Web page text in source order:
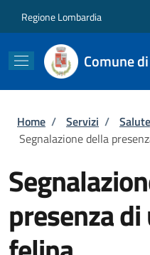
Regione Lombardia
Comune
Briciole di
Home / Servizi /
Segnalazione della
presenza